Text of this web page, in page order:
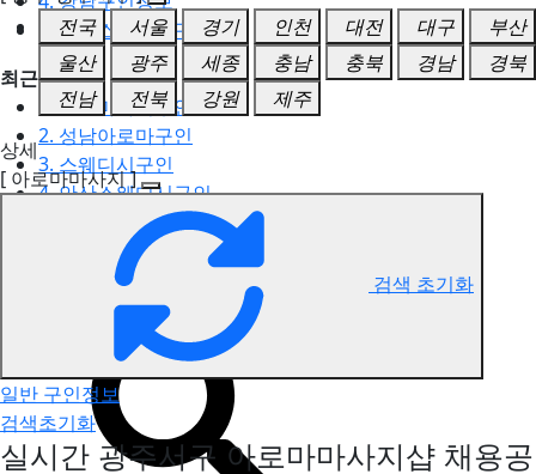
5. 동탄스웨디시구인
최근검색어
1. 일산마사지구인
2. 성남아로마구인
3. 스웨디시구인
4. 안산스웨디시구인
5. 아로마구인
광주서구 아로마마사지 구인정보
전국
서울 경기 인천 대전 대구
부산
울산
광주 세종 충남 충북 경남
경북
전남
전북 강원
제주
상세
[ 아로마마사지 ]
검색 초기화
일반 구인정보
검색초기화
실시간 광주서구 아로마마사지샵 채용공